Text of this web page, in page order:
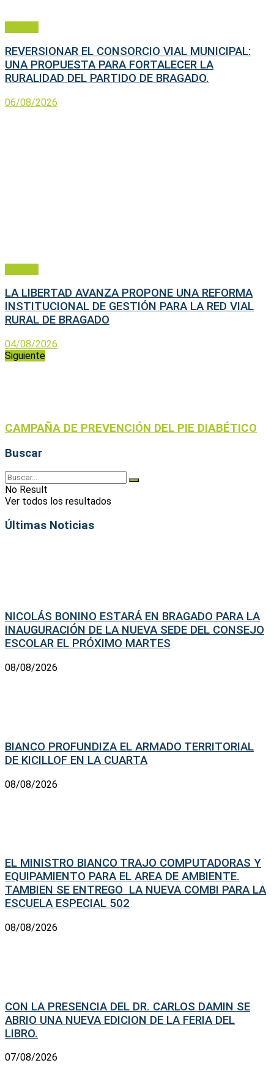
REVERSIONAR EL CONSORCIO VIAL MUNICIPAL:
UNA PROPUESTA PARA FORTALECER LA
RURALIDAD DEL PARTIDO DE BRAGADO.
06/08/2026
LA LIBERTAD AVANZA PROPONE UNA REFORMA
INSTITUCIONAL DE GESTIÓN PARA LA RED VIAL
RURAL DE BRAGADO
04/08/2026
Siguiente
CAMPAÑA DE PREVENCIÓN DEL PIE DIABÉTICO
Buscar
No Result
Ver todos los resultados
Últimas Noticias
NICOLÁS BONINO ESTARÁ EN BRAGADO PARA LA
INAUGURACIÓN DE LA NUEVA SEDE DEL CONSEJO
ESCOLAR EL PRÓXIMO MARTES
08/08/2026
BIANCO PROFUNDIZA EL ARMADO TERRITORIAL
DE KICILLOF EN LA CUARTA
08/08/2026
EL MINISTRO BIANCO TRAJO COMPUTADORAS Y
EQUIPAMIENTO PARA EL AREA DE AMBIENTE.
TAMBIEN SE ENTREGO LA NUEVA COMBI PARA LA
ESCUELA ESPECIAL 502
08/08/2026
CON LA PRESENCIA DEL DR. CARLOS DAMIN SE
ABRIO UNA NUEVA EDICION DE LA FERIA DEL
LIBRO.
07/08/2026